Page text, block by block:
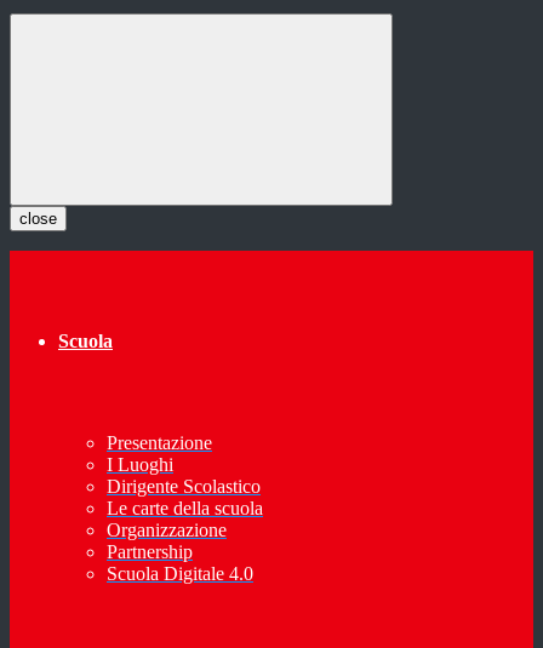
close
Scuola
Presentazione
I Luoghi
Dirigente Scolastico
Le carte della scuola
Organizzazione
Partnership
Scuola Digitale 4.0